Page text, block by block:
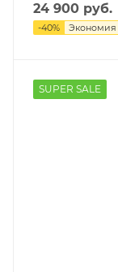
24 900 руб.
-40% Экономия
SUPER SALE